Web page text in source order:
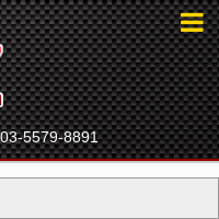
5579-8891